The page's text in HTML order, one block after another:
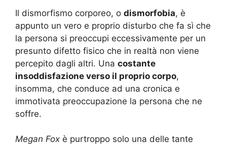
Il dismorfismo corporeo, o dismorfobia, è
appunto un vero e proprio disturbo che fa sì che
la persona si preoccupi eccessivamente per un
presunto difetto fisico che in realtà non viene
percepito dagli altri. Una costante
insoddisfazione verso il proprio corpo,
insomma, che conduce ad una cronica e
immotivata preoccupazione la persona che ne
soffre.
Megan Fox è purtroppo solo una delle tante